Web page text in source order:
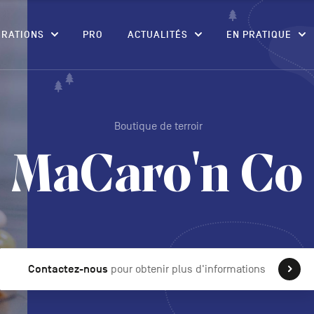
PRO ACTUALITÉS EN PRATIQUE
Boutique de terroir
MaCaro'n Co
Contactez-nous pour obtenir plus d'informations